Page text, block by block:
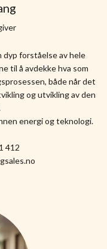
dyp forståelse av hele
til å avdekke hva som
både når det
og utvikling av den
energi og teknologi.
412